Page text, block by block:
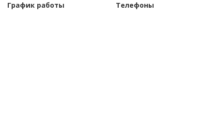
График работы
Телефоны